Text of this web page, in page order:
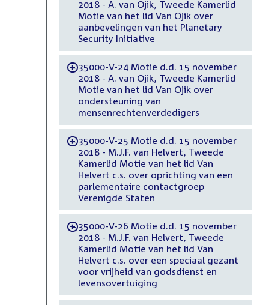
2018 - A. van Ojik, Tweede Kamerlid
Motie van het lid Van Ojik over
aanbevelingen van het Planetary
Security Initiative
-35000-V-24 Motie d.d. 15 november
2018 - A. van Ojik, Tweede Kamerlid
Motie van het lid Van Ojik over
ondersteuning van
mensenrechtenverdedigers
-35000-V-25 Motie d.d. 15 november
2018 - M.J.F. van Helvert, Tweede
Kamerlid Motie van het lid Van
Helvert c.s. over oprichting van een
parlementaire contactgroep
Verenigde Staten
-35000-V-26 Motie d.d. 15 november
2018 - M.J.F. van Helvert, Tweede
Kamerlid Motie van het lid Van
Helvert c.s. over een speciaal gezant
voor vrijheid van godsdienst en
levensovertuiging